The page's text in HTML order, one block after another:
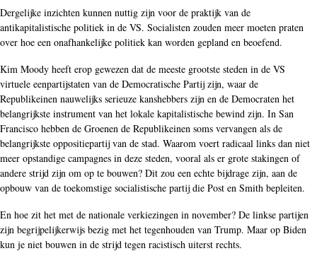
Dergelijke inzichten kunnen nuttig zijn voor de praktijk van de
antikapitalistische politiek in de VS. Socialisten zouden meer moeten praten
over hoe een onafhankelijke politiek kan worden gepland en beoefend.
Kim Moody heeft erop gewezen dat de meeste grootste steden in de VS
virtuele eenpartijstaten van de Democratische Partij zijn, waar de
Republikeinen nauwelijks serieuze kanshebbers zijn en de Democraten het
belangrijkste instrument van het lokale kapitalistische bewind zijn. In San
Francisco hebben de Groenen de Republikeinen soms vervangen als de
belangrijkste oppositiepartij van de stad. Waarom voert radicaal links dan niet
meer opstandige campagnes in deze steden, vooral als er grote stakingen of
andere strijd zijn om op te bouwen? Dit zou een echte bijdrage zijn, aan de
opbouw van de toekomstige socialistische partij die Post en Smith bepleiten.
En hoe zit het met de nationale verkiezingen in november? De linkse partijen
zijn begrijpelijkerwijs bezig met het tegenhouden van Trump. Maar op Biden
kun je niet bouwen in de strijd tegen racistisch uiterst rechts.